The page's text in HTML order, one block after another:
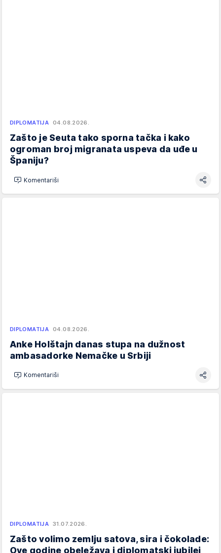
DIPLOMATIJA 04.08.2026.
Zašto je Seuta tako sporna tačka i kako
ogroman broj migranata uspeva da uđe u
Španiju?
Komentariši
DIPLOMATIJA 04.08.2026.
Anke Holštajn danas stupa na dužnost
ambasadorke Nemačke u Srbiji
Komentariši
DIPLOMATIJA 31.07.2026.
Zašto volimo zemlju satova, sira i čokolade:
Ove godine obeležava i diplomatski jubilej